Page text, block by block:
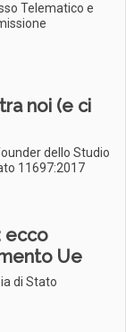
Telematico e
noi (e ci
dello Studio
11697:2017
ecco
Ue
di Stato